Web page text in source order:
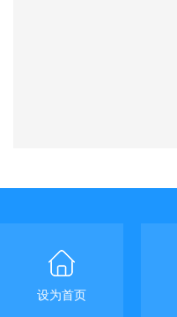
设为首页